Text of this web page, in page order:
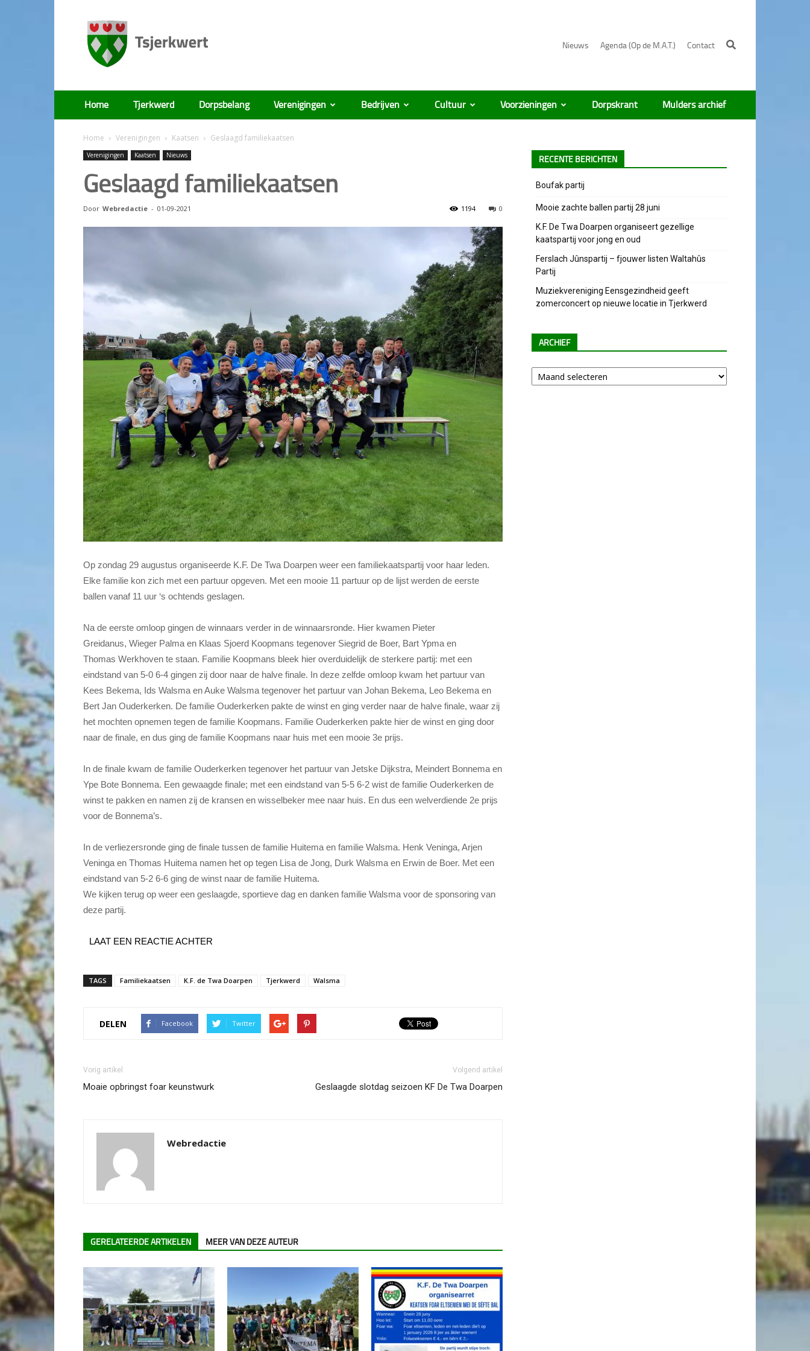
Nieuws Agenda (Op de M.A.T.) Contact
Tsjerkwert
Home Tjerkwerd Dorpsbelang Verenigingen Bedrijven Cultuur Voorzieningen Dorpskrant Mulders archief
Home Verenigingen Kaatsen Geslaagd familiekaatsen
Verenigingen Kaatsen Nieuws
Geslaagd familiekaatsen
Door Webredactie - 01-09-2021 0
1194
Op zondag 29 augustus organiseerde K.F. De Twa Doarpen weer een familiekaatspartij voor haar leden.
Elke familie kon zich met een partuur opgeven. Met een mooie 11 partuur op de lijst werden de eerste
ballen vanaf 11 uur ‘s ochtends geslagen.
Na de eerste omloop gingen de winnaars verder in de winnaarsronde. Hier kwamen Pieter
Greidanus, Wieger Palma en Klaas Sjoerd Koopmans tegenover Siegrid de Boer, Bart Ypma en
Thomas Werkhoven te staan. Familie Koopmans bleek hier overduidelijk de sterkere partij: met een
eindstand van 5-0 6-4 gingen zij door naar de halve finale. In deze zelfde omloop kwam het partuur van
Kees Bekema, Ids Walsma en Auke Walsma tegenover het partuur van Johan Bekema, Leo Bekema en
Bert Jan Ouderkerken. De familie Ouderkerken pakte de winst en ging verder naar de halve finale, waar zij
het mochten opnemen tegen de familie Koopmans. Familie Ouderkerken pakte hier de winst en ging door
naar de finale, en dus ging de familie Koopmans naar huis met een mooie 3e prijs.
In de finale kwam de familie Ouderkerken tegenover het partuur van Jetske Dijkstra, Meindert Bonnema en
Ype Bote Bonnema. Een gewaagde finale; met een eindstand van 5-5 6-2 wist de familie Ouderkerken de
winst te pakken en namen zij de kransen en wisselbeker mee naar huis. En dus een welverdiende 2e prijs
voor de Bonnema’s.
In de verliezersronde ging de finale tussen de familie Huitema en familie Walsma. Henk Veninga, Arjen
Veninga en Thomas Huitema namen het op tegen Lisa de Jong, Durk Walsma en Erwin de Boer. Met een
eindstand van 5-2 6-6 ging de winst naar de familie Huitema.
We kijken terug op weer een geslaagde, sportieve dag en danken familie Walsma voor de sponsoring van
deze partij.
LAAT EEN REACTIE ACHTER
TAGS Familiekaatsen K.F. de Twa Doarpen Tjerkwerd Walsma
DELEN Facebook Twitter
Vorig artikel
Moaie opbringst foar keunstwurk
Volgend artikel
Geslaagde slotdag seizoen KF De Twa Doarpen
Webredactie
GERELATEERDE ARTIKELEN MEER VAN DEZE AUTEUR
RECENTE BERICHTEN
Boufak partij
Mooie zachte ballen partij 28 juni
K.F. De Twa Doarpen organiseert gezellige
kaatspartij voor jong en oud
Ferslach Jûnspartij – fjouwer listen Waltahûs
Partij
Muziekvereniging Eensgezindheid geeft
zomerconcert op nieuwe locatie in Tjerkwerd
ARCHIEF
Archief